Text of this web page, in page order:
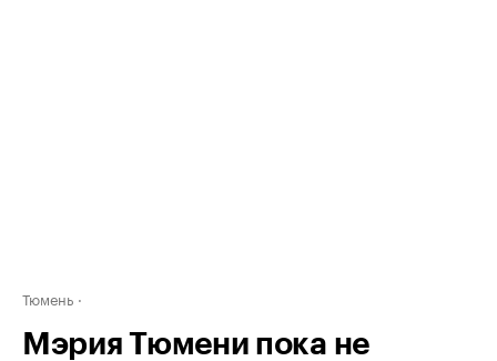
Тюмень
Мэрия Тюмени пока не